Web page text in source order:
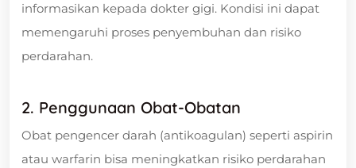
informasikan kepada dokter gigi. Kondisi ini dapat
memengaruhi proses penyembuhan dan risiko
perdarahan.
2. Penggunaan Obat-Obatan
Obat pengencer darah (antikoagulan) seperti aspirin
atau warfarin bisa meningkatkan risiko perdarahan